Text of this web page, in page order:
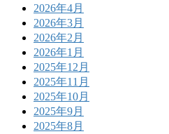
2026年4月
2026年3月
2026年2月
2026年1月
2025年12月
2025年11月
2025年10月
2025年9月
2025年8月